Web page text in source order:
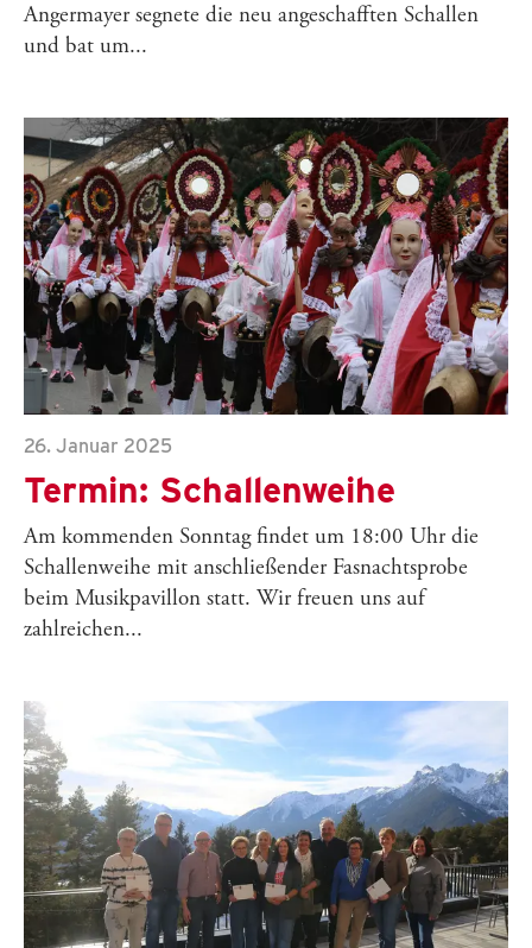
Angermayer segnete die neu angeschafften Schallen
und bat um...
26. Januar 2025
Termin: Schallenweihe
Am kommenden Sonntag findet um 18:00 Uhr die
Schallenweihe mit anschließender Fasnachtsprobe
beim Musikpavillon statt. Wir freuen uns auf
zahlreichen...